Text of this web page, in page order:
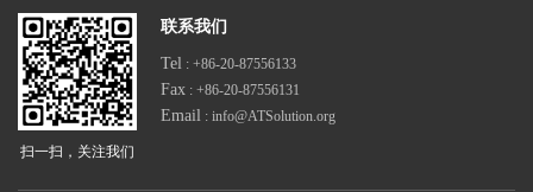
扫一扫，关注我们
联系我们
Tel : +86-20-87556133
Fax : +86-20-87556131
Email : info@ATSolution.org